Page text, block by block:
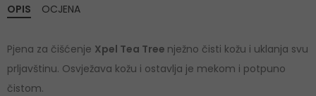
OPIS
Pjena za čišćenje Xpel Tea Tree nježno čisti kožu i uklanja svu
prljavštinu. Osvježava kožu i ostavlja je mekom i potpuno
čistom.
OCJENA